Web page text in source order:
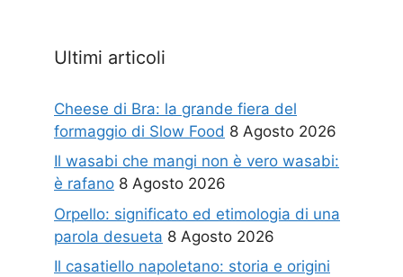
Ultimi articoli
Cheese di Bra: la grande fiera del
formaggio di Slow Food 8 Agosto 2026
Il wasabi che mangi non è vero wasabi:
è rafano 8 Agosto 2026
Orpello: significato ed etimologia di una
parola desueta 8 Agosto 2026
Il casatiello napoletano: storia e origini